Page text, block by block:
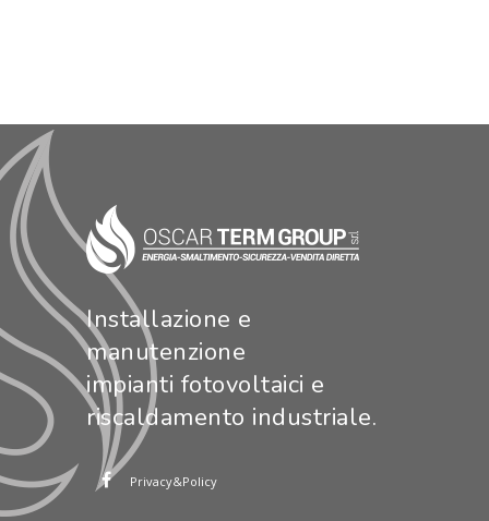
Installazione e
manutenzione
impianti fotovoltaici e
riscaldamento industriale.
Privacy&Policy